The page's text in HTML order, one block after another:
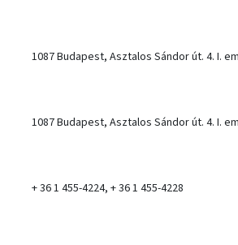
1087 Budapest, Asztalos Sándor út. 4. I.
1087 Budapest, Asztalos Sándor út. 4. I.
+ 36 1 455-4224, + 36 1 455-4228